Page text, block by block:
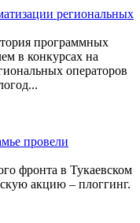
региональных
программных
в конкурсах на
операторов
провели
фронта в Тукаевском
акцию – плоггинг.